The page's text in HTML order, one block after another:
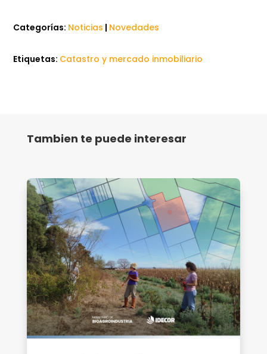
Categorías: Noticias | Novedades
Etiquetas: Catastro y mercado inmobiliario
Tambien te puede interesar